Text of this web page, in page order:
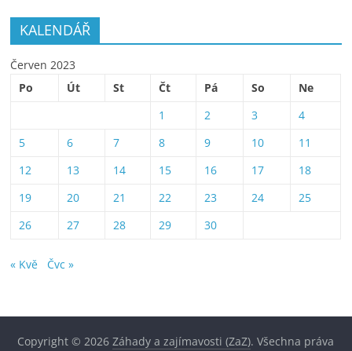
KALENDÁŘ
Červen 2023
Po
Út St Čt Pá So
Ne
1
2 3
4
5
6 7 8 9 10
11
12
13 14 15 16 17
18
19
20 21 22 23 24
25
26
27 28 29 30
« Kvě Čvc »
Copyright © 2026Záhady a zajímavosti (ZaZ). Všechna práva